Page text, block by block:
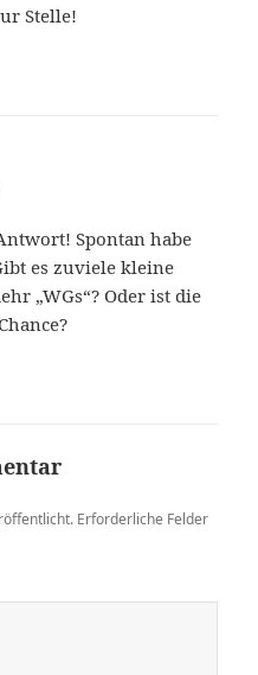
Stelle!
Spontan habe
es zuviele kleine
„WGs“? Oder ist die
Erforderliche Felder